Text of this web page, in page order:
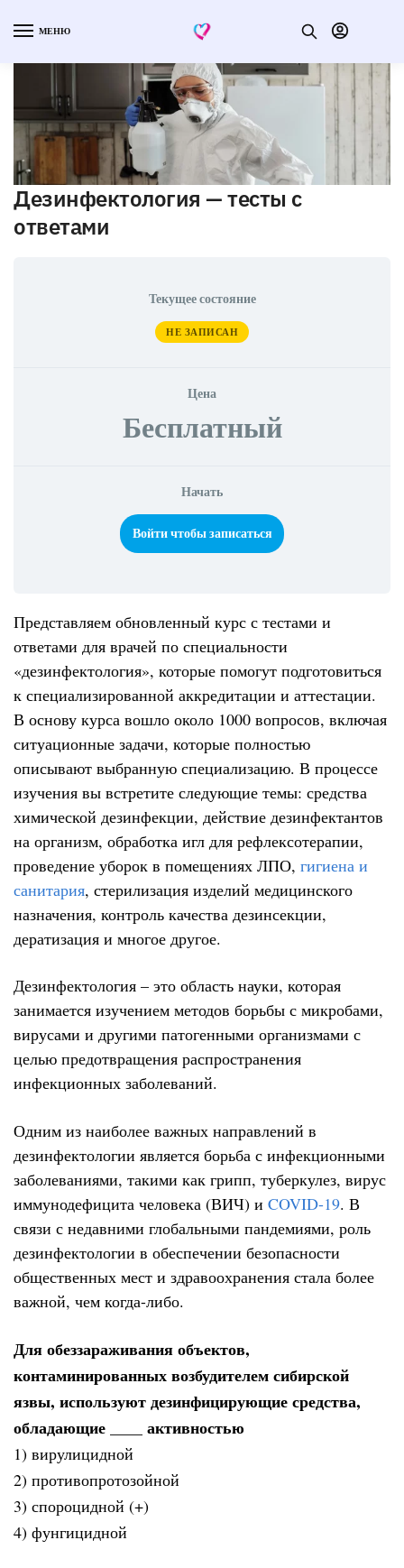
МЕНЮ
Дезинфектология — тесты с
ответами
Текущее состояние
НЕ ЗАПИСАН
Цена
Бесплатный
Начать
Войти чтобы записаться
Представляем обновленный курс с тестами и
ответами для врачей по специальности
«дезинфектология», которые помогут подготовиться
к специализированной аккредитации и аттестации.
В основу курса вошло около 1000 вопросов, включая
ситуационные задачи, которые полностью
описывают выбранную специализацию. В процессе
изучения вы встретите следующие темы: средства
химической дезинфекции, действие дезинфектантов
на организм, обработка игл для рефлексотерапии,
проведение уборок в помещениях ЛПО, гигиена и
санитария, стерилизация изделий медицинского
назначения, контроль качества дезинсекции,
дератизация и многое другое.
Дезинфектология – это область науки, которая
занимается изучением методов борьбы с микробами,
вирусами и другими патогенными организмами с
целью предотвращения распространения
инфекционных заболеваний.
Одним из наиболее важных направлений в
дезинфектологии является борьба с инфекционными
заболеваниями, такими как грипп, туберкулез, вирус
иммунодефицита человека (ВИЧ) и COVID-19. В
связи с недавними глобальными пандемиями, роль
дезинфектологии в обеспечении безопасности
общественных мест и здравоохранения стала более
важной, чем когда-либо.
Для обеззараживания объектов,
контаминированных возбудителем сибирской
язвы, используют дезинфицирующие средства,
обладающие ____ активностью
1) вирулицидной
2) противопротозойной
3) спороцидной (+)
4) фунгицидной